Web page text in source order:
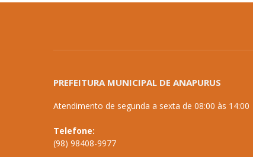
PREFEITURA MUNICIPAL DE ANAPURUS
Atendimento de segunda a sexta de 08:00 às 14:00
Telefone:
(98) 98408-9977